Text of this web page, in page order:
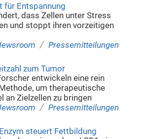
für Entspannung
dass Zellen unter Stress
und stoppt ihren vorzeitigen
/ Pressemitteilungen
zum Tumor
entwickeln eine rein
um therapeutische
an Zielzellen zu bringen
/ Pressemitteilungen
steuert Fettbildung